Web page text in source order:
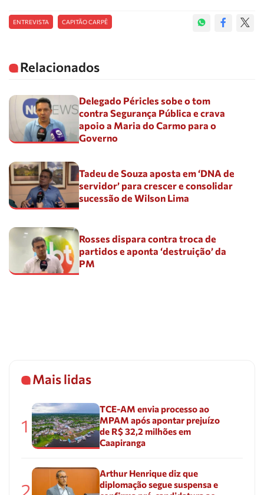
ENTREVISTA CAPITÃO CARPÊ
Relacionados
Delegado Péricles sobe o tom
contra Segurança Pública e crava
apoio a Maria do Carmo para o
Governo
Tadeu de Souza aposta em ‘DNA de
servidor’ para crescer e consolidar
sucessão de Wilson Lima
Rosses dispara contra troca de
partidos e aponta ‘destruição’ da
PM
Mais lidas
1
TCE-AM envia processo ao
MPAM após apontar prejuízo
de R$ 32,2 milhões em
Caapiranga
2
Arthur Henrique diz que
diplomação segue suspensa e